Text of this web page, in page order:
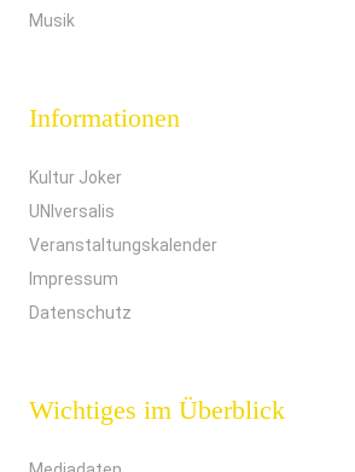
Musik
Informationen
Kultur Joker
UNIversalis
Veranstaltungskalender
Impressum
Datenschutz
Wichtiges im Überblick